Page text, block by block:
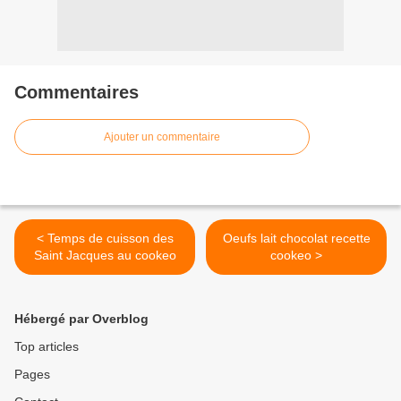
Commentaires
Ajouter un commentaire
< Temps de cuisson des
Saint Jacques au cookeo
Oeufs lait chocolat recette
cookeo >
Hébergé par Overblog
Top articles
Pages